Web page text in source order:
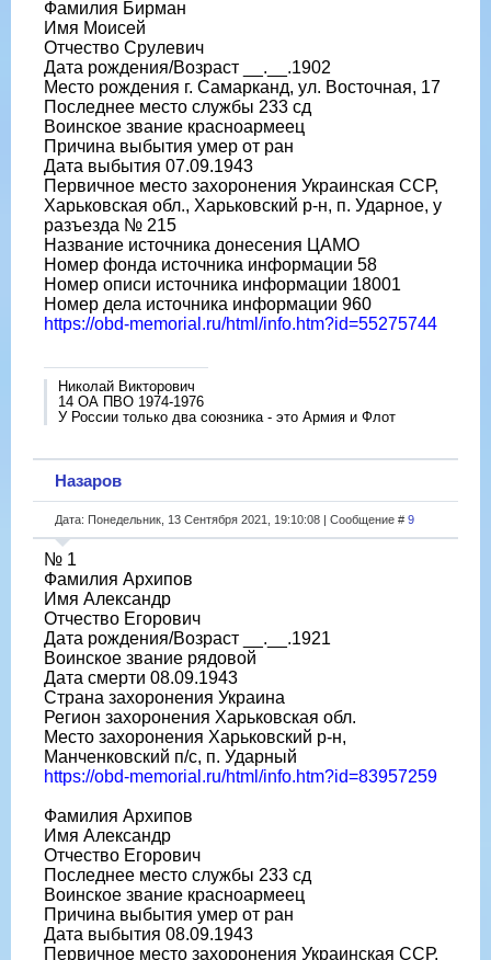
Фамилия Бирман
Имя Моисей
Отчество Срулевич
Дата рождения/Возраст __.__.1902
Место рождения г. Самарканд, ул. Восточная, 17
Последнее место службы 233 сд
Воинское звание красноармеец
Причина выбытия умер от ран
Дата выбытия 07.09.1943
Первичное место захоронения Украинская ССР,
Харьковская обл., Харьковский р-н, п. Ударное, у
разъезда № 215
Название источника донесения ЦАМО
Номер фонда источника информации 58
Номер описи источника информации 18001
Номер дела источника информации 960
https://obd-memorial.ru/html/info.htm?id=55275744
Николай Викторович
14 ОА ПВО 1974-1976
У России только два союзника - это Армия и Флот
Назаров
Дата: Понедельник, 13 Сентября 2021, 19:10:08 | Сообщение # 9
№ 1
Фамилия Архипов
Имя Александр
Отчество Егорович
Дата рождения/Возраст __.__.1921
Воинское звание рядовой
Дата смерти 08.09.1943
Страна захоронения Украина
Регион захоронения Харьковская обл.
Место захоронения Харьковский р-н,
Манченковский п/с, п. Ударный
https://obd-memorial.ru/html/info.htm?id=83957259
Фамилия Архипов
Имя Александр
Отчество Егорович
Последнее место службы 233 сд
Воинское звание красноармеец
Причина выбытия умер от ран
Дата выбытия 08.09.1943
Первичное место захоронения Украинская ССР,